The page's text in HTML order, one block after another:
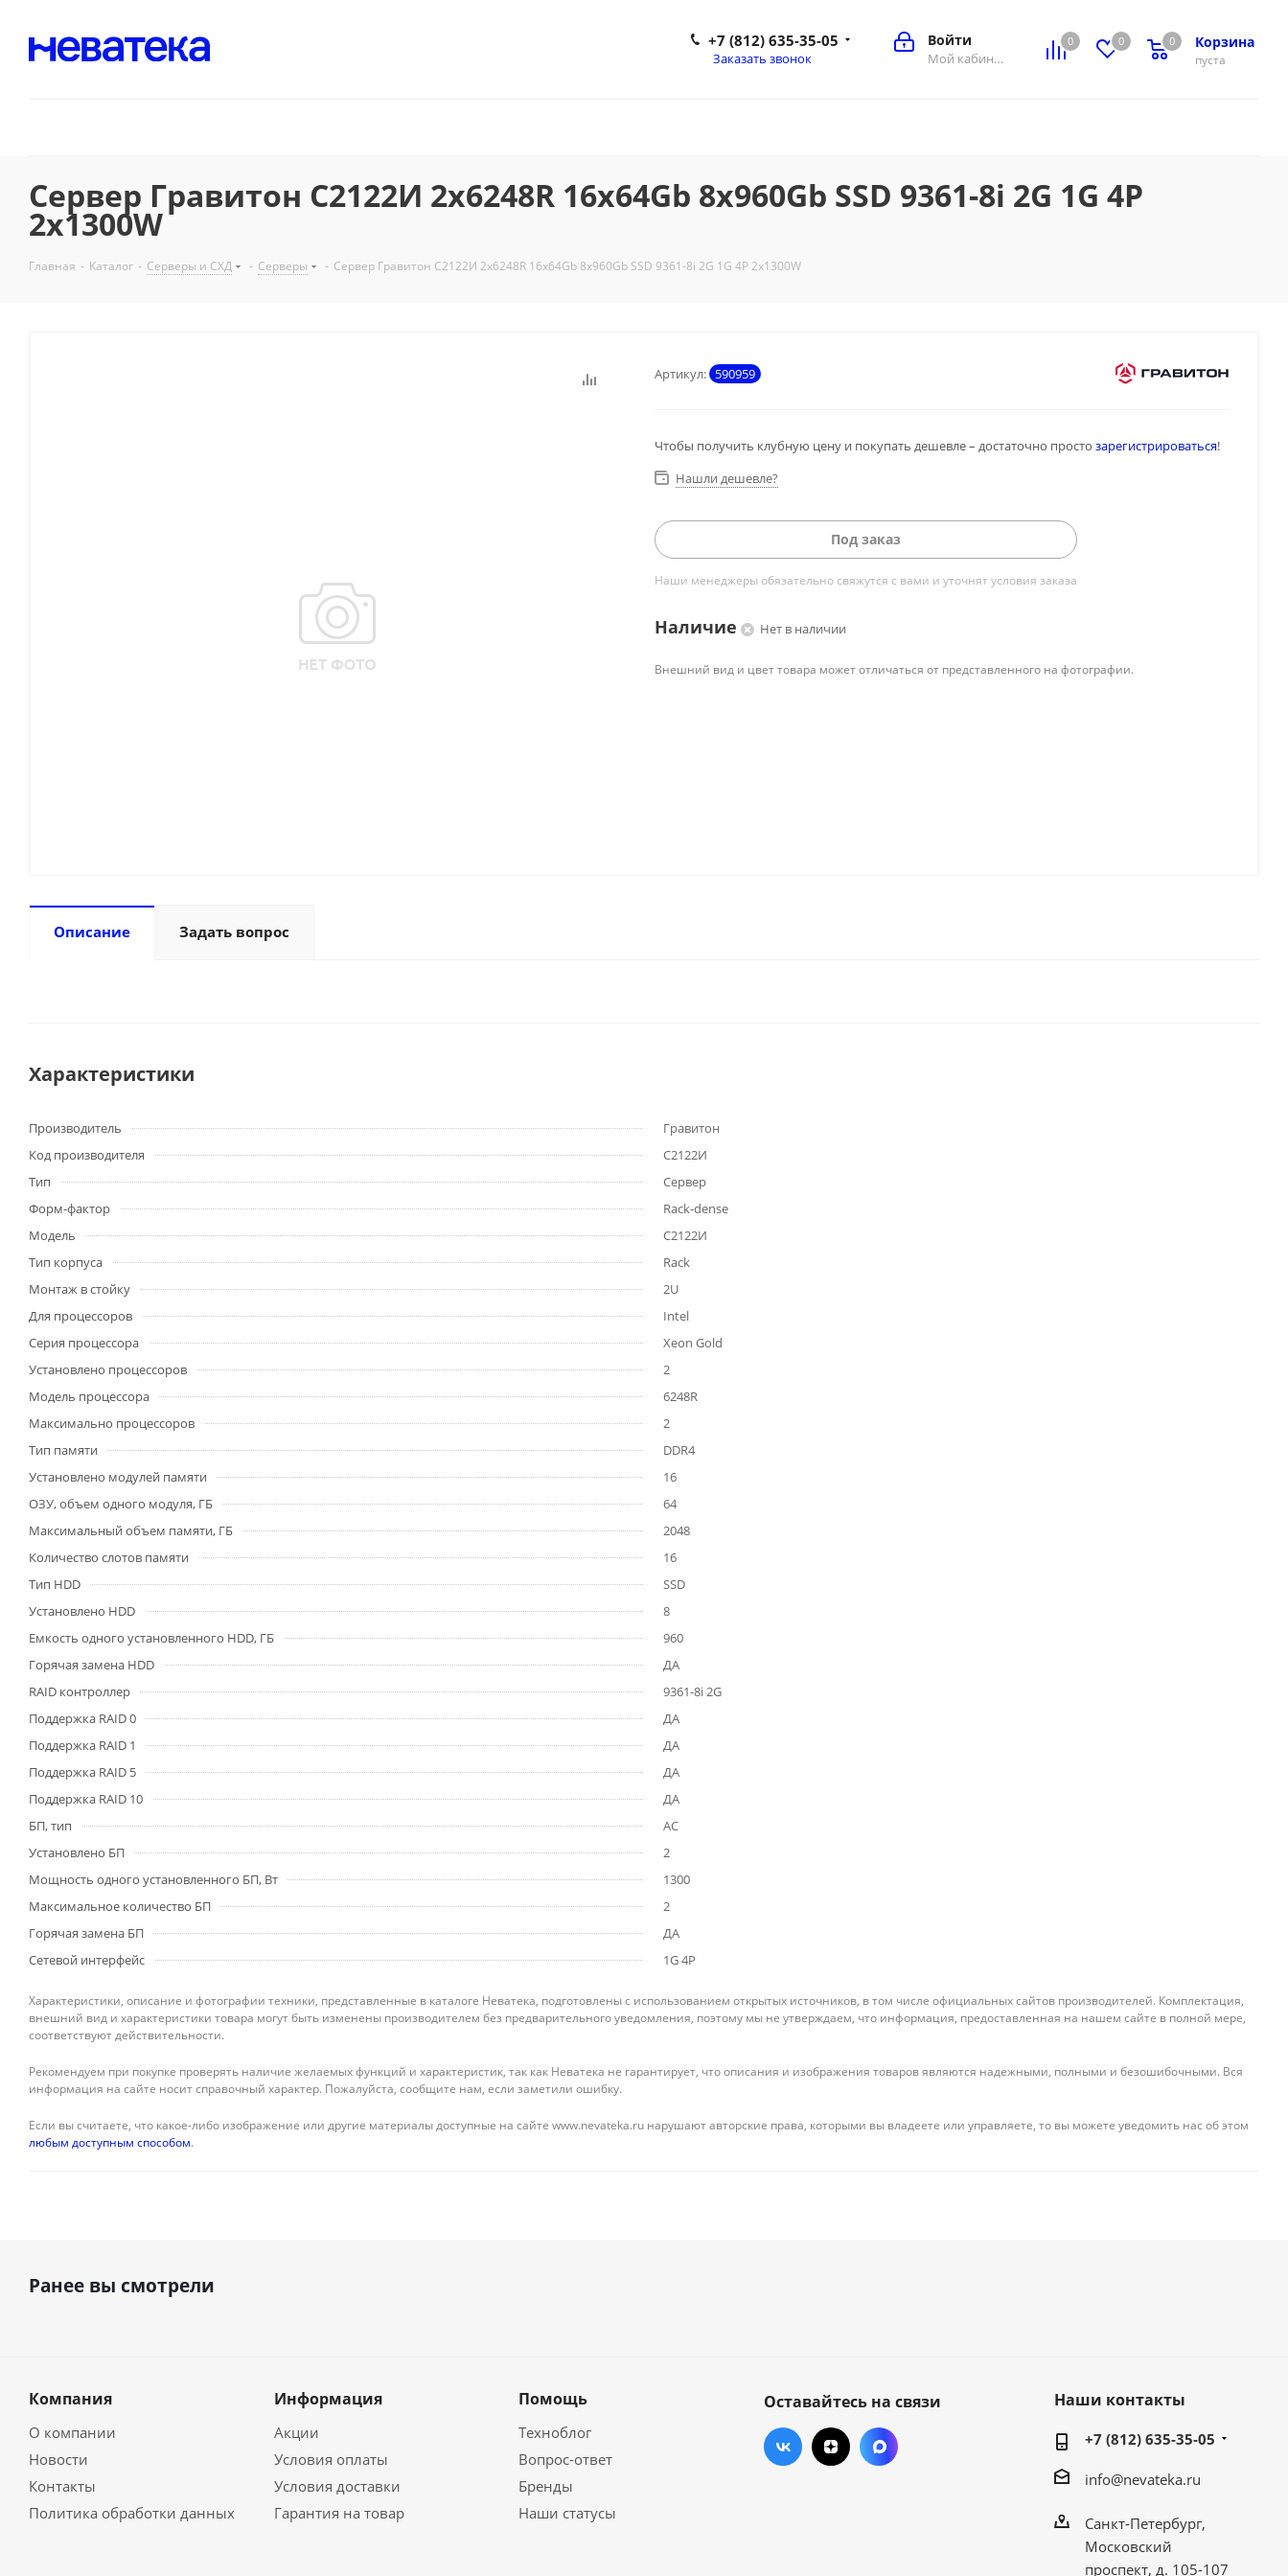
0 0 Корзина
0
пуста
0
Войти
Мой кабинет
+7 (812) 635-35-05
Заказать звонок
Сервер Гравитон C2122И 2x6248R 16x64Gb 8x960Gb SSD 9361-8i 2G 1G 4P
2x1300W
Главная - Каталог - Серверы и СХД - Серверы - Сервер Гравитон C2122И 2x6248R 16x64Gb 8x960Gb SSD 9361-8i 2G 1G 4P 2x1300W
Артикул: 590959
Чтобы получить клубную цену и покупать дешевле – достаточно просто зарегистрироваться!
Нашли дешевле?
Под заказ
Наши менеджеры обязательно свяжутся с вами и уточнят условия заказа
Наличие Нет в наличии
Внешний вид и цвет товара может отличаться от представленного на фотографии.
Описание Задать вопрос
Характеристики
Производитель
Гравитон
Код производителя
C2122И
Тип
Сервер
Форм-фактор
Rack-dense
Модель
C2122И
Тип корпуса
Rack
Монтаж в стойку
2U
Для процессоров
Intel
Серия процессора
Xeon Gold
Установлено процессоров
2
Модель процессора
6248R
Максимально процессоров
2
Тип памяти
DDR4
Установлено модулей памяти
16
ОЗУ, объем одного модуля, ГБ
64
Максимальный объем памяти, ГБ
2048
Количество слотов памяти
16
Тип HDD
SSD
Установлено HDD
8
Емкость одного установленного HDD, ГБ
960
Горячая замена HDD
ДА
RAID контроллер
9361-8i 2G
Поддержка RAID 0
ДА
Поддержка RAID 1
ДА
Поддержка RAID 5
ДА
Поддержка RAID 10
ДА
БП, тип
AC
Установлено БП
2
Мощность одного установленного БП, Вт
1300
Максимальное количество БП
2
Горячая замена БП
ДА
Сетевой интерфейс
1G 4P
Характеристики, описание и фотографии техники, представленные в каталоге Неватека, подготовлены с использованием открытых источников, в том числе официальных сайтов производителей. Комплектация,
внешний вид и характеристики товара могут быть изменены производителем без предварительного уведомления, поэтому мы не утверждаем, что информация, предоставленная на нашем сайте в полной мере,
соответствуют действительности.
Рекомендуем при покупке проверять наличие желаемых функций и характеристик, так как Неватека не гарантирует, что описания и изображения товаров являются надежными, полными и безошибочными. Вся
информация на сайте носит справочный характер. Пожалуйста, сообщите нам, если заметили ошибку.
Если вы считаете, что какое-либо изображение или другие материалы доступные на сайте www.nevateka.ru нарушают авторские права, которыми вы владеете или управляете, то вы можете уведомить нас об этом
любым доступным способом.
Ранее вы смотрели
Компания
О компании
Новости
Контакты
Политика обработки данных
Информация
Акции
Условия оплаты
Условия доставки
Гарантия на товар
Помощь
Техноблог
Вопрос-ответ
Бренды
Наши статусы
Оставайтесь на связи Наши контакты
+7 (812) 635-35-05
info@nevateka.ru
Санкт-Петербург,
Московский
проспект, д. 105-107